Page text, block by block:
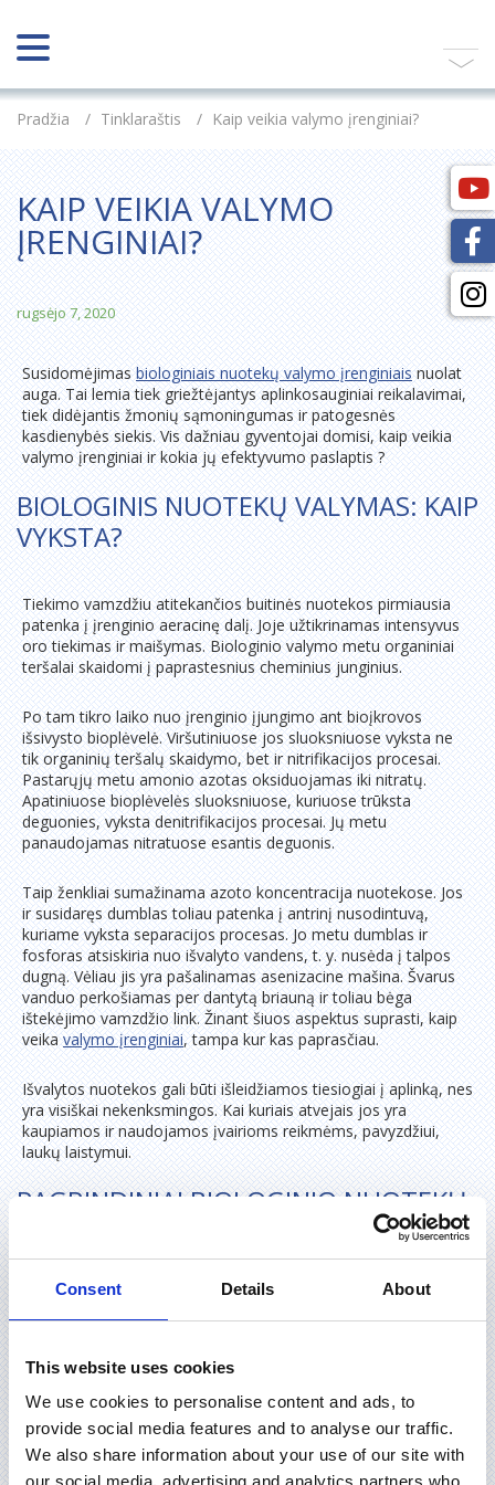
Consent Details About
This website uses cookies
We use cookies to personalise content and ads, to
provide social media features and to analyse our traffic.
We also share information about your use of our site with
our social media, advertising and analytics partners who
Pradžia / Tinklaraštis / Kaip veikia valymo įrenginiai?
KAIP VEIKIA VALYMO
ĮRENGINIAI?
rugsėjo 7, 2020
Susidomėjimasbiologiniais nuotekų valymo įrenginiaisnuolat
auga. Tai lemia tiek griežtėjantys aplinkosauginiai reikalavimai,
tiek didėjantis žmonių sąmoningumas ir patogesnės
kasdienybės siekis. Vis dažniau gyventojai domisi, kaip veikia
valymo įrenginiai ir kokia jų efektyvumo paslaptis ?
BIOLOGINIS NUOTEKŲ VALYMAS: KAIP
VYKSTA?
Tiekimo vamzdžiu atitekančios buitinės nuotekos pirmiausia
patenka į įrenginio aeracinę dalį. Joje užtikrinamas intensyvus
oro tiekimas ir maišymas. Biologinio valymo metu organiniai
teršalai skaidomi į paprastesnius cheminius junginius.
Po tam tikro laiko nuo įrenginio įjungimo ant bioįkrovos
išsivysto bioplėvelė. Viršutiniuose jos sluoksniuose vyksta ne
tik organinių teršalų skaidymo, bet ir nitrifikacijos procesai.
Pastarųjų metu amonio azotas oksiduojamas iki nitratų.
Apatiniuose bioplėvelės sluoksniuose, kuriuose trūksta
deguonies, vyksta denitrifikacijos procesai. Jų metu
panaudojamas nitratuose esantis deguonis.
Taip ženkliai sumažinama azoto koncentracija nuotekose. Jos
ir susidaręs dumblas toliau patenka į antrinį nusodintuvą,
kuriame vyksta separacijos procesas. Jo metu dumblas ir
fosforas atsiskiria nuo išvalyto vandens, t. y. nusėda į talpos
dugną. Vėliau jis yra pašalinamas asenizacine mašina. Švarus
vanduo perkošiamas per dantytą briauną ir toliau bėga
ištekėjimo vamzdžio link. Žinant šiuos aspektus suprasti, kaip
veikavalymo įrenginiai, tampa kur kas paprasčiau.
Išvalytos nuotekos gali būti išleidžiamos tiesiogiai į aplinką, nes
yra visiškai nekenksmingos. Kai kuriais atvejais jos yra
kaupiamos ir naudojamos įvairioms reikmėms, pavyzdžiui,
laukų laistymui.
PAGRINDINIAI BIOLOGINIO NUOTEKŲ
Vienas iš didžiausių biologinių valymo įrenginių privalumų yra
tas, kad teršalai juose šalinami be jokių chemikalų.
fosforo išvalymo rodiklius. Procesai, apimantys teršalų
išvalyto vandens ir grąžinimą į aeravimo rezervuarą, vyksta
vienoje talpoje. Taip sutaupoma vietos ir užtikrinama stabili
įrenginio veikla.